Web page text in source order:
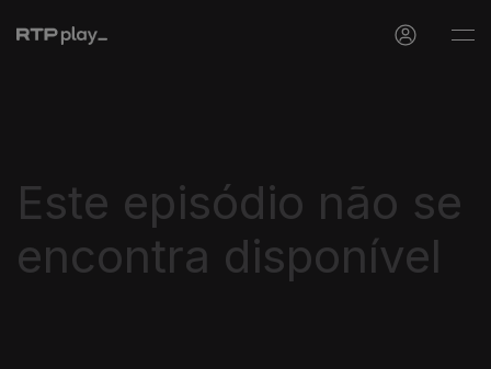
Este episódio não se
encontra disponível